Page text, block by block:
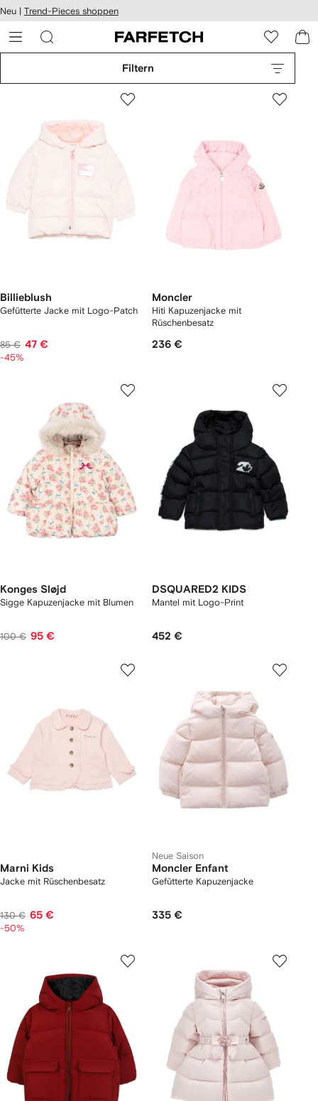
zum
Neu | Trend-Pieces shoppen
Filtern
Billieblush
Gefütterte Jacke mit Logo-Patch
85 € 47 €
-45%
Moncler
Hiti Kapuzenjacke mit
Rüschenbesatz
236 €
Konges Sløjd
Sigge Kapuzenjacke mit Blumen
100 € 95 €
DSQUARED2 KIDS
Mantel mit Logo-Print
452 €
Marni Kids
Jacke mit Rüschenbesatz
130 € 65 €
-50%
Neue Saison
Moncler Enfant
Gefütterte Kapuzenjacke
335 €